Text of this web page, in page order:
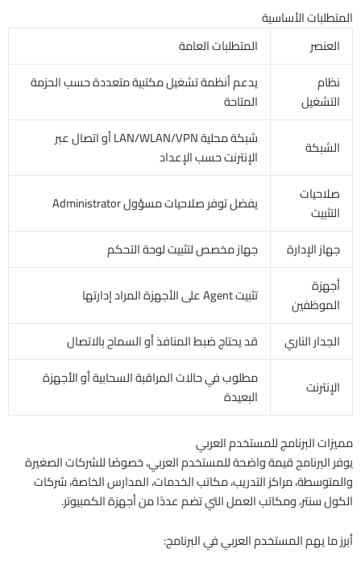
المتطلبات الأساسية
العنصر
المتطلبات العامة
نظام
التشغيل
يدعم أنظمة تشغيل مكتبية متعددة حسب الحزمة
المتاحة
الشبكة
شبكة محلية LAN/WLAN/VPN أو اتصال عبر
الإنترنت حسب الإعداد
صلاحيات
التثبيت
يفضل توفر صلاحيات مسؤول Administrator
جهاز الإدارة
جهاز مخصص لتثبيت لوحة التحكم
أجهزة
الموظفين
تثبيت Agent على الأجهزة المراد إدارتها
الجدار الناري قد يحتاج ضبط المنافذ أو السماح بالاتصال
الإنترنت
مطلوب في حالات المراقبة السحابية أو الأجهزة
البعيدة
مميزات البرنامج للمستخدم العربي
يوفر البرنامج قيمة واضحة للمستخدم العربي، خصوصًا للشركات الصغيرة
والمتوسطة، مراكز التدريب، مكاتب الخدمات، المدارس الخاصة، شركات
الكول سنتر، ومكاتب العمل التي تضم عددًا من أجهزة الكمبيوتر.
أبرز ما يهم المستخدم العربي في البرنامج: